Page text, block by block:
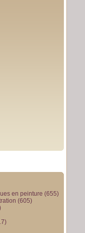
en peinture (655)
(605)